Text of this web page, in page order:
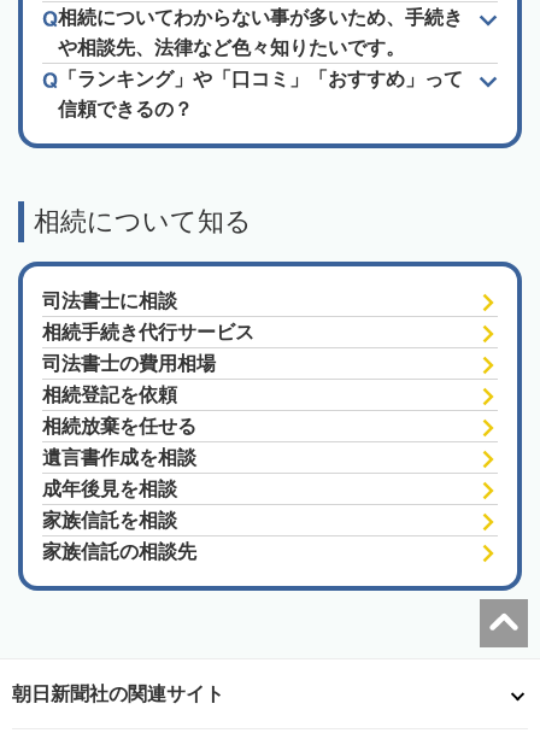
相続についてわからない事が多いため、手続き
や相談先、法律など色々知りたいです。
「ランキング」や「口コミ」「おすすめ」って
信頼できるの？
相続について知る
司法書士に相談
相続手続き代行サービス
司法書士の費用相場
相続登記を依頼
相続放棄を任せる
遺言書作成を相談
成年後見を相談
家族信託を相談
家族信託の相談先
朝日新聞社の関連サイト